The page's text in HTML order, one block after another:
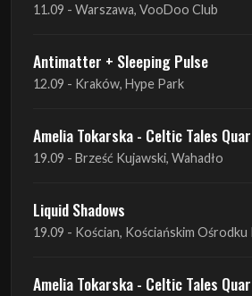
11.09 - Warszawa, VooDoo Club
Antimatter + Sleeping Pulse
12.09 - Kraków, Hype Park
Amelia Tokarska - Celtic Tales
19.09 - Brześć Kujawski, Wahadło
Liquid Shadows
19.09 - Kościan, Kościańskim
Amelia Tokarska - Celtic Tales